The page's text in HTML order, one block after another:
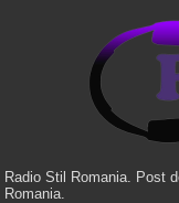
Radio Stil Romania. Post
Romania.